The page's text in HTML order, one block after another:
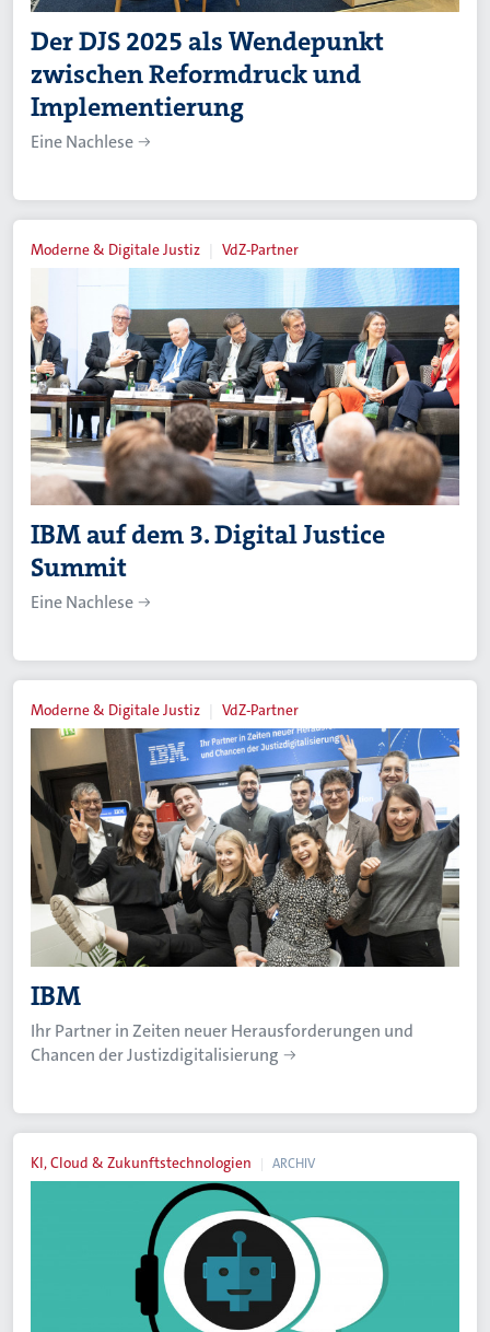
Der DJS 2025 als Wendepunkt
zwischen Reformdruck und
Implementierung
Eine Nachlese
Moderne & Digitale Justiz VdZ-Partner
IBM auf dem 3. Digital Justice
Summit
Eine Nachlese
Moderne & Digitale Justiz VdZ-Partner
IBM
Ihr Partner in Zeiten neuer Herausforderungen und
Chancen der Justizdigitalisierung
KI, Cloud & Zukunftstechnologien ARCHIV